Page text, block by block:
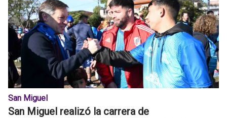
San Miguel
San Miguel realizó la carrera de